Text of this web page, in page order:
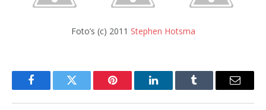
Foto’s (c) 2011 Stephen Hotsma
FacebookTwitter Pinterest LinkedInTumblr Email